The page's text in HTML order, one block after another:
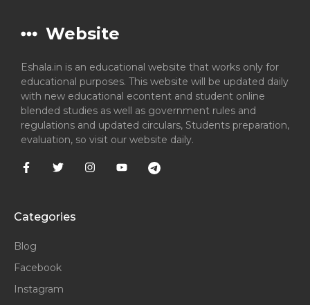
Website
Eshala.in is an educational website that works only for
educational purposes. This website will be updated daily
with new educational econtent and student online
blended studies as well as government rules and
regulations and updated circulars, Students preparation,
evaluation, so visit our website daily.
Categories
Blog
Facebook
Instagram